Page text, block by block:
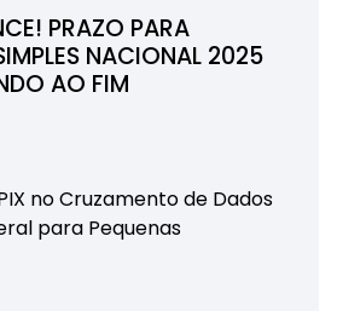
PRAZO PARA
NACIONAL 2025
AO FIM